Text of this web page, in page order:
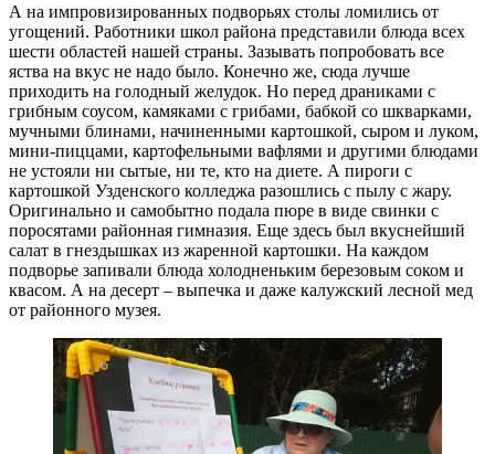
А на импровизированных подворьях столы ломились от
угощений. Работники школ района представили блюда всех
шести областей нашей страны. Зазывать попробовать все
яства на вкус не надо было. Конечно же, сюда лучше
приходить на голодный желудок. Но перед драниками с
грибным соусом, камяками с грибами, бабкой со шкварками,
мучными блинами, начиненными картошкой, сыром и луком,
мини-пиццами, картофельными вафлями и другими блюдами
не устояли ни сытые, ни те, кто на диете. А пироги с
картошкой Узденского колледжа разошлись с пылу с жару.
Оригинально и самобытно подала пюре в виде свинки с
поросятами районная гимназия. Еще здесь был вкуснейший
салат в гнездышках из жаренной картошки. На каждом
подворье запивали блюда холодненьким березовым соком и
квасом. А на десерт – выпечка и даже калужский лесной мед
от районного музея.